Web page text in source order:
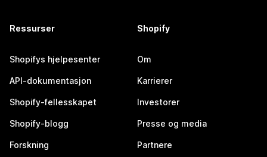
Ressurser
Shopifys hjelpesenter
API-dokumentasjon
Shopify-fellesskapet
Shopify-blogg
Forskning
Shopify
Om
Karrierer
Investorer
Presse og media
Partnere